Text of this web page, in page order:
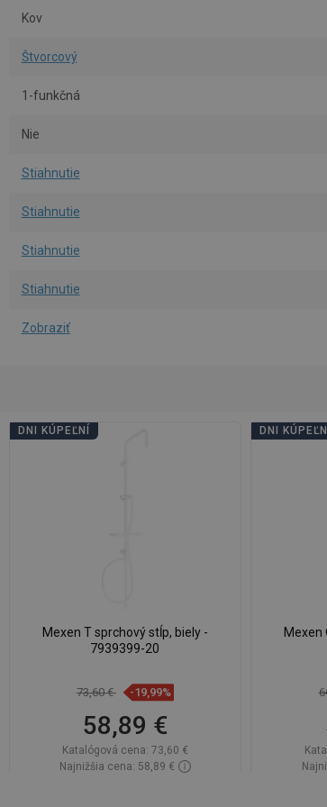
Kov
Štvorcový
1-funkčná
Nie
Stiahnutie
Stiahnutie
Stiahnutie
Stiahnutie
Zobraziť
DNI KÚPEĽNÍ
Mexen T sprchový stĺp, biely -
7939399-20
73,60 € -19,99%
58,89 €
Katalógová cena: 73,60 €
Najnižšia cena: 58,89 €
DNI KÚPEĽNÍ
Mexen